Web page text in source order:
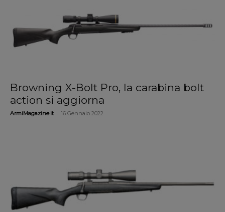
Browning X-Bolt Pro, la carabina bolt
action si aggiorna
ArmiMagazine.it 16 Gennaio 2022